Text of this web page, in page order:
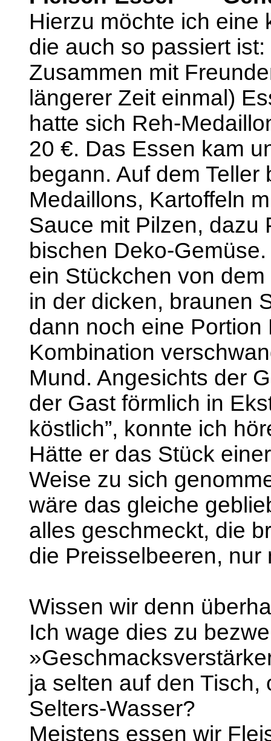
Hierzu möchte ich eine
die auch so passiert ist:
Zusammen mit
längerer Zeit einmal)
hatte sich Reh-
20 €. Das Essen kam
begann. Auf dem
Medaillons, Kartoffeln
Sauce mit Pilzen, dazu
bischen Deko-
ein Stückchen von
in der dicken, braunen
dann noch eine
Kombination
Mund. Angesichts der
der Gast förmlich in
köstlich”, konnte ich
Hätte er das Stück
Weise zu sich
wäre das gleiche
alles geschmeckt, die
die Preisselbeeren,
Wissen wir denn
Ich wage dies zu
ja selten auf den Tisch,
Selters-Wasser?
Meistens essen wir